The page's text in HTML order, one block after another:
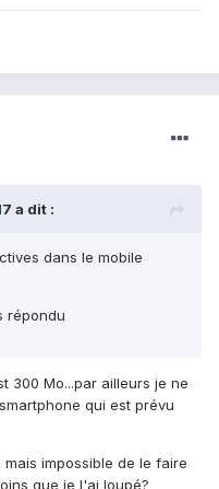
a dit :
dans le mobile
répondu
300 Mo...par ailleurs je ne
qui est prévu
impossible de le faire
que je l'ai loupé?